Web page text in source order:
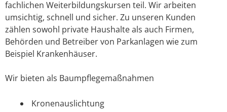
fachlichen Weiterbildungskursen teil. Wir arbeiten
umsichtig, schnell und sicher. Zu unseren Kunden
zählen sowohl private Haushalte als auch Firmen,
Behörden und Betreiber von Parkanlagen wie zum
Beispiel Krankenhäuser.
Wir bieten als Baumpflegemaßnahmen
Kronenauslichtung